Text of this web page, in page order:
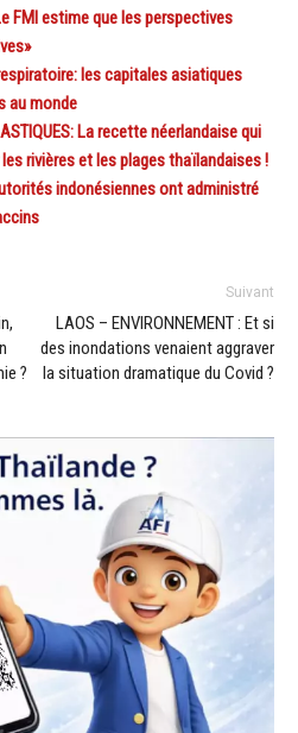
FMI estime que les perspectives
les capitales asiatiques
au monde
La recette néerlandaise qui
rivières et les plages thaïlandaises !
indonésiennes ont administré
?
Suivant
LAOS – ENVIRONNEMENT : Et si
des inondations venaient aggraver
la situation dramatique du Covid ?